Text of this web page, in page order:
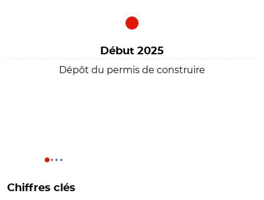
Début 2025
Dépôt du permis de construire
Chiffres clés